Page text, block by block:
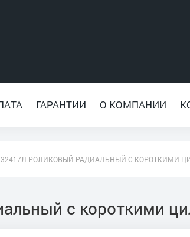
ГАРАНТИИ О КОМПАНИИ
РОЛИКОВЫЙ РАДИАЛЬНЫЙ С КОРОТКИМИ
с короткими